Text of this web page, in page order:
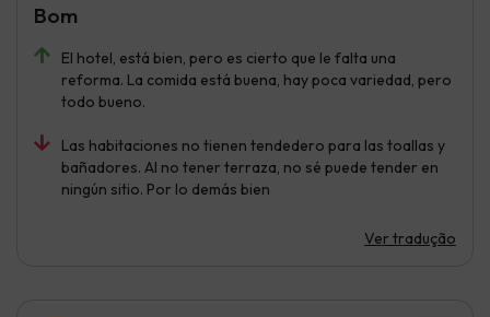
El hotel, está bien, pero es cierto que le falta una
reforma. La comida está buena, hay poca variedad, pero
todo bueno.
Las habitaciones no tienen tendedero para las toallas y
bañadores. Al no tener terraza, no sé puede tender en
ningún sitio. Por lo demás bien
Ver tradução
Bom